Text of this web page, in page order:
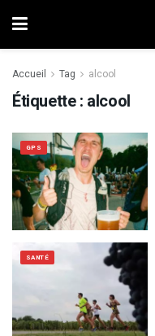
Accueil Tag alcool
Étiquette : alcool
GPS
SANTÉ